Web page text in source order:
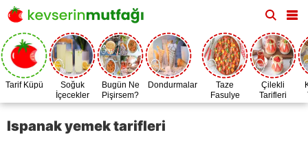
Tarif Küpü
Soğuk
İçecekler
Bugün Ne
Pişirsem?
Dondurmalar
Taze
Fasulye
Zamanı
Çilekli
Tarifleri
Ispanak yemek tarifleri